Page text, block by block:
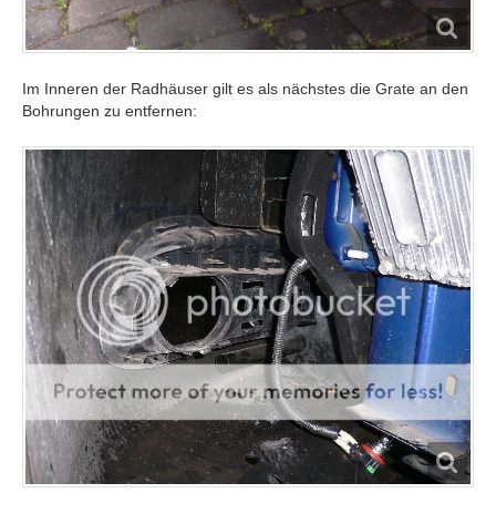
Im Inneren der Radhäuser gilt es als nächstes die Grate an den
Bohrungen zu entfernen: